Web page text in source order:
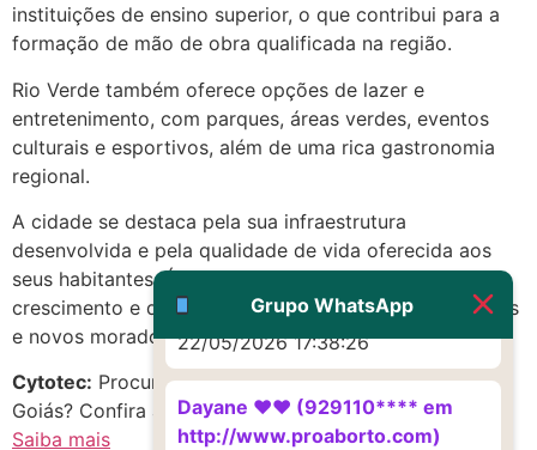
instituições de ensino superior, o que contribui para a
formação de mão de obra qualificada na região.
Rio Verde também oferece opções de lazer e
entretenimento, com parques, áreas verdes, eventos
culturais e esportivos, além de uma rica gastronomia
regional.
A cidade se destaca pela sua infraestrutura
desenvolvida e pela qualidade de vida oferecida aos
seus habitantes. É uma cidade em constante
crescimento e desenvolvimento, atraindo investimentos
e novos moradores.
Cytotec: Procurando Citotec-Cytotec em Rio Verde,
Goiás? Confira as melhores opções!
Saiba mais
Grupo WhatsApp
(879121**** em
Deve ser um corrimento normal
mesmo
G (1199866**** em
http://www.proaborto.com)
Muito obrigadaaaaa
22/05/2026 17:38:26
Dayane ♥️♥️ (929110**** em
http://www.proaborto.com)